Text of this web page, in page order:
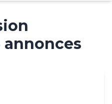
annonces